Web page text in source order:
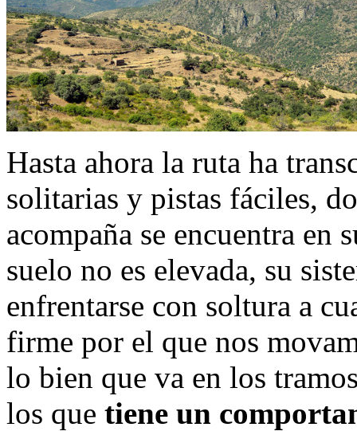
Hasta ahora la ruta ha
solitarias y pistas fáciles,
acompaña se encuentra en
suelo no es elevada, su
enfrentarse con soltura a
firme por el que nos
lo bien que va en los
los que tiene un